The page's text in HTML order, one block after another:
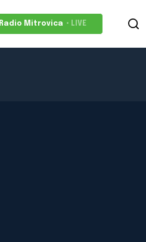
Radio Mitrovica • LIVE